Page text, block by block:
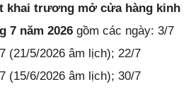
khai trương mở cửa hàng kinh
7 năm 2026gồm các ngày: 3/7
(21/5/2026 âm lịch); 22/7
(15/6/2026 âm lịch); 30/7